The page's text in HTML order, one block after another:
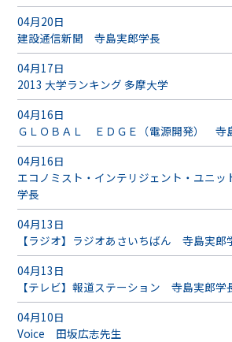
04月20日
建設通信新聞 寺島実郎学長
04月17日
2013 大学ランキング 多摩大学
04月16日
ＧＬＯＢＡＬ ＥＤＧＥ（電源開発） 寺
04月16日
エコノミスト・インテリジェント・ユニ
学長
04月13日
【ラジオ】ラジオあさいちばん 寺島実郎
04月13日
【テレビ】報道ステーション 寺島実郎学
04月10日
Voice 田坂広志先生